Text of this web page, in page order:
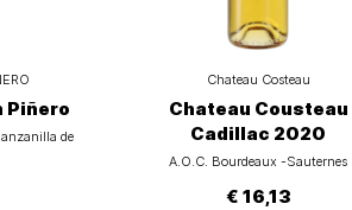
Piñero
de
Chateau Costeau
Chateau Cousteau
Cadillac 2020
A.O.C. Bourdeaux -Sauternes
€ 16,13